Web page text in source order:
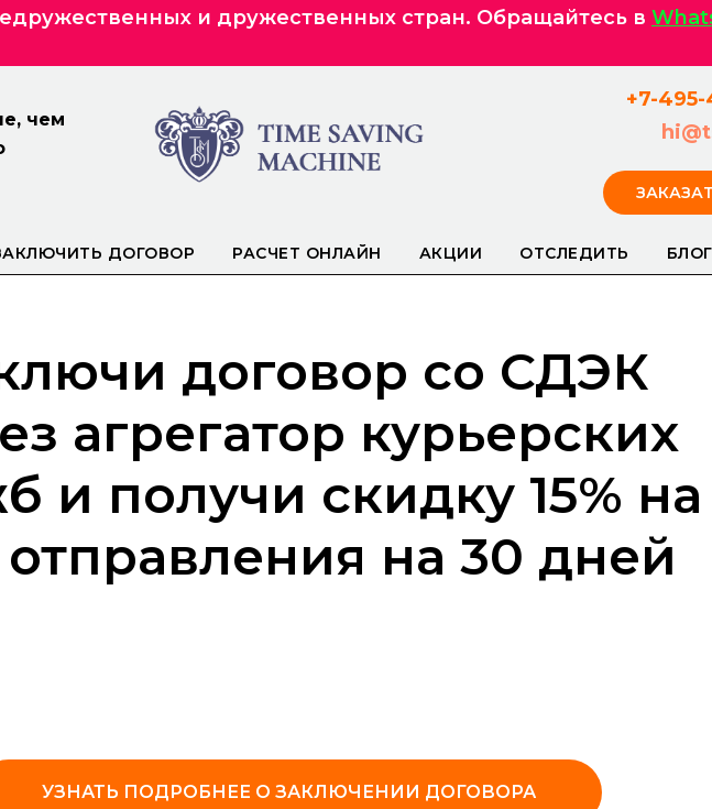
и дружественных стран. Обращайтесь в
чем
+7-495-
ДОГОВОР РАСЧЕТ ОНЛАЙН АКЦИИ ОТСЛЕДИТЬ БЛОГ
договор со СДЭК
агрегатор курьерских
и получи скидку 15% на
отправления на 30 дней
УЗНАТЬ ПОДРОБНЕЕ О ЗАКЛЮЧЕНИИ ДОГОВОРА